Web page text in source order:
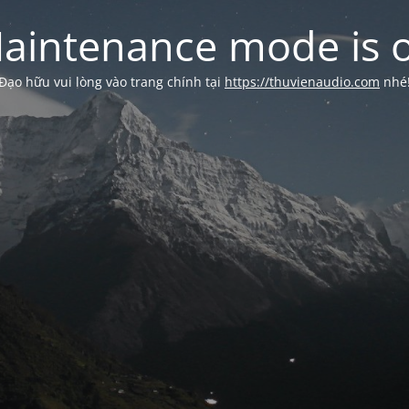
mode is
hữu vui lòng vào trang chính tại https://thuvienaudio.com